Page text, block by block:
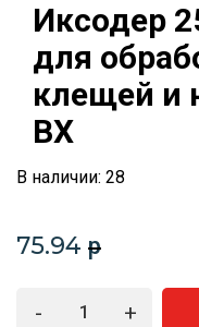
Иксодер
для
клещей и
ВХ
В наличии: 28
75.94 p
- +